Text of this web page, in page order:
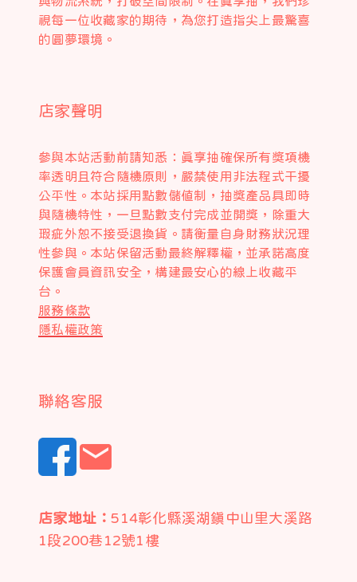
視每一位收藏家的期待，為您打造指尖上最驚喜
的圓夢環境。
店家聲明
參與本站活動前請知悉：真享抽確保所有獎項機
率透明且符合隨機原則，嚴禁使用非法程式干擾
公平性。本站採用點數儲值制，抽獎產品具即時
與隨機特性，一旦點數支付完成並開獎，除重大
瑕疵外恕不接受退換貨。請衡量自身財務狀況理
性參與。本站保留活動最終解釋權，並承諾高度
保護會員資訊安全，構建最安心的線上收藏平
台。
服務條款
隱私權政策
聯絡客服
email
店家地址： 514彰化縣溪湖鎮中山里大溪路
1段200巷12號1樓